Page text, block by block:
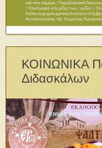
ΚΟΙΝΩΝΙΚΑ
Διδασκάλων